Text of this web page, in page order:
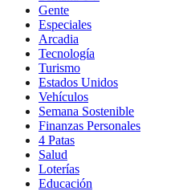
Gente
Especiales
Arcadia
Tecnología
Turismo
Estados Unidos
Vehículos
Semana Sostenible
Finanzas Personales
4 Patas
Salud
Loterías
Educación